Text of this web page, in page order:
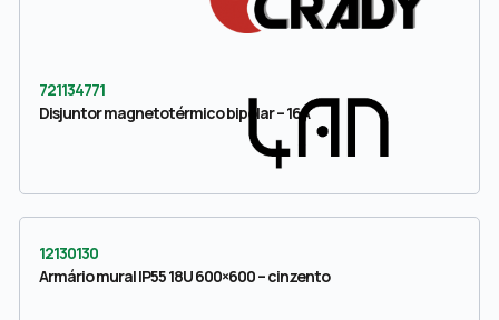
721134771
Disjuntor magnetotérmico bipolar – 16A
12130130
Armário mural IP55 18U 600×600 – cinzento